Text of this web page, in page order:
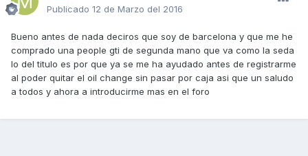
Publicado 12 de Marzo del 2016
Bueno antes de nada deciros que soy de barcelona y que me he
comprado una people gti de segunda mano que va como la seda
lo del titulo es por que ya se me ha ayudado antes de registrarme
al poder quitar el oil change sin pasar por caja asi que un saludo
a todos y ahora a introducirme mas en el foro